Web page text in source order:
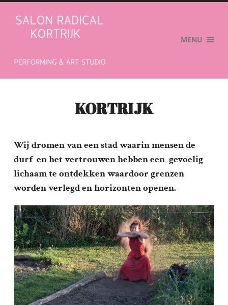
Salon
Radical
MENU
KORTRIJK
Wij dromen van een stad waarin mensen de
durf en het vertrouwen hebben een gevoelig
lichaam te ontdekken waardoor grenzen
worden verlegd en horizonten openen.